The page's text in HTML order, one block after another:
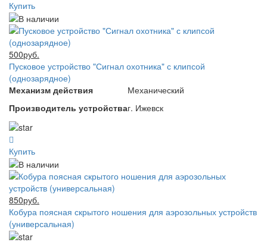
Купить
500руб.
Пусковое устройство "Сигнал охотника" с клипсой
(однозарядное)
Механизм действия
Механический
Производитель устройстваг. Ижевск
Купить
850руб.
Кобура поясная скрытого ношения для аэрозольных устройств
(универсальная)